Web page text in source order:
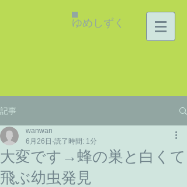
ゆめしずく
記事
大変です→蜂の巣と白くて
飛ぶ幼虫発見
wanwan
6月26日 読了時間: 1分